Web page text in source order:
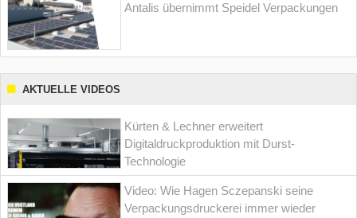
Antalis übernimmt Speidel Verpackungen
AKTUELLE VIDEOS
Kürten & Lechner erweitert
Digitaldruckproduktion mit Durst-
Technologie
Video: Wie Hagen Sczepanski seine
Verpackungsdruckerei immer wieder